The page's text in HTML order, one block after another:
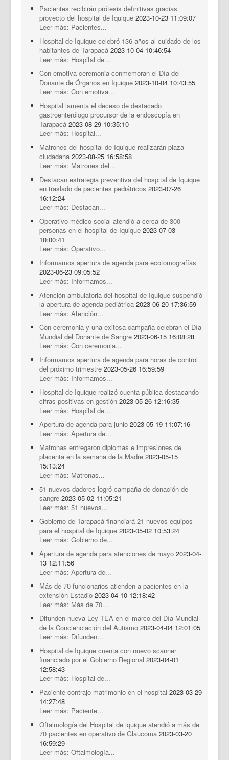
Pacientes recibirán prótesis definitivas gracias
proyecto del hospital de Iquique 2023-10-23 11:09:07
Leer más: Pacientes...
Hospital de Iquique celebró 136 años al cuidado de los
habitantes de Tarapacá 2023-10-04 10:46:54
Leer más: Hospital de...
Con emotiva ceremonia conmemoran el Día del
Donante de Órganos en Iquique 2023-10-04 10:43:55
Leer más: Con emotiva...
Hospital lamenta el deceso de destacado
gastroenterólogo procursor de la endoscopía en
Tarapacá 2023-08-29 10:35:10
Leer más: Hospital...
Matrones del hospital de Iquique realizarán plaza
ciudadana 2023-08-25 16:58:58
Leer más: Matrones del...
Destacan estrategia preventiva del hospital de Iquique
en traslado de pacientes pediátricos 2023-07-26
16:12:24
Leer más: Destacan...
Operativo médico social atendió a cerca de 300
personas en el hospital de Iquique 2023-07-03
10:00:41
Leer más: Operativo...
Informamos apertura de agenda para ecotomografías
2023-06-23 09:05:52
Leer más: Informamos...
Atención ambulatoria del hospital de Iquique suspendió
la apertura de agenda pediátrica 2023-06-20 17:36:59
Leer más: Atención...
Con ceremonia y una exitosa campaña celebran el Día
Mundial del Donante de Sangre 2023-06-15 16:08:28
Leer más: Con ceremonia...
Informamos apertura de agenda para horas de control
del próximo trimestre 2023-05-26 16:59:59
Leer más: Informamos...
Hospital de Iquique realizó cuenta pública destacando
cifras positivas en gestión 2023-05-26 12:16:35
Leer más: Hospital de...
Apertura de agenda para junio 2023-05-19 11:07:16
Leer más: Apertura de...
Matronas entregaron diplomas e impresiones de
placenta en la semana de la Madre 2023-05-15
15:13:24
Leer más: Matronas...
51 nuevos dadores logró campaña de donación de
sangre 2023-05-02 11:05:21
Leer más: 51 nuevos...
Gobierno de Tarapacá financiará 21 nuevos equipos
para el hospital de Iquique 2023-05-02 10:53:24
Leer más: Gobierno de...
Apertura de agenda para atenciones de mayo 2023-04-
13 12:11:56
Leer más: Apertura de...
Más de 70 funcionarios atienden a pacientes en la
extensión Estadio 2023-04-10 12:18:42
Leer más: Más de 70...
Difunden nueva Ley TEA en el marco del Día Mundial
de la Concienciación del Autismo 2023-04-04 12:01:05
Leer más: Difunden...
Hospital de Iquique cuenta con nuevo scanner
financiado por el Gobierno Regional 2023-04-01
12:58:43
Leer más: Hospital de...
Paciente contrajo matrimonio en el hospital 2023-03-29
14:27:48
Leer más: Paciente...
Oftalmología del Hospital de iquique atendió a más de
70 pacientes en operativo de Glaucoma 2023-03-20
16:59:29
Leer más: Oftalmología...